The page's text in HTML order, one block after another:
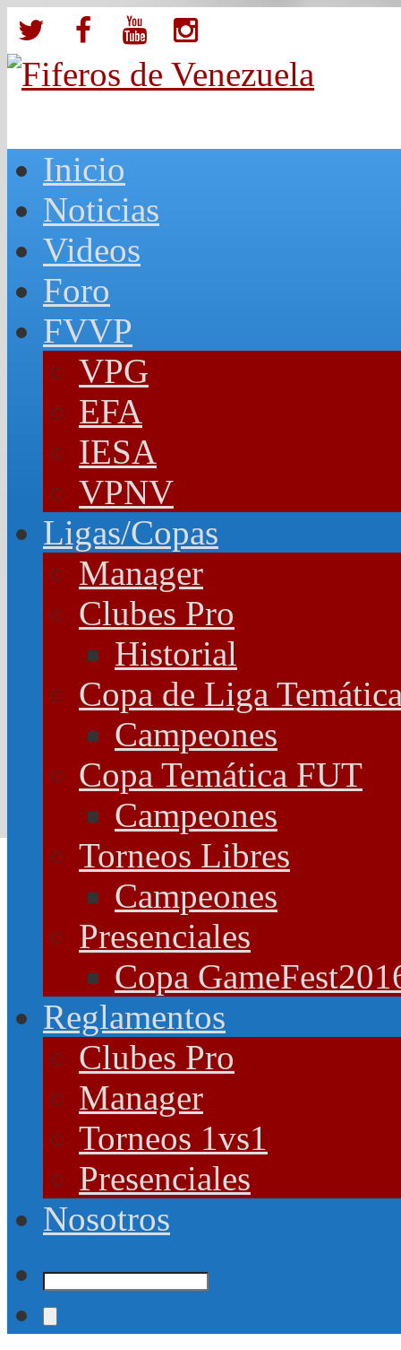
Inicio
Noticias
Videos
Foro
FVVP
VPG
EFA
IESA
VPNV
Ligas/Copas
Manager
Clubes Pro
Historial
Copa de Liga
Campeones
Copa Temática FUT
Campeones
Torneos Libres
Campeones
Presenciales
Copa
Reglamentos
Clubes Pro
Manager
Torneos 1vs1
Presenciales
Nosotros